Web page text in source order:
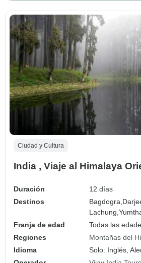
Ciudad y Cultura
India , Viaje al Himalaya
Duración
12 días
Destinos
Bagdogra,
Lachung,
Franja de edad
Todas las
Regiones
Montañas del
Idioma
Solo: Inglés,